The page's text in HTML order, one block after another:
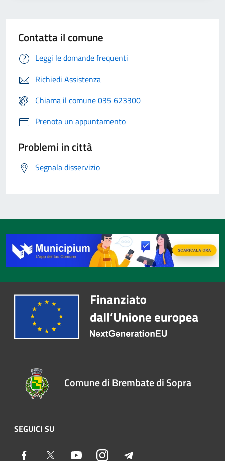
Contatta il comune
Leggi le domande frequenti
Richiedi Assistenza
Chiama il comune 035 623300
Prenota un appuntamento
Problemi in città
Segnala disservizio
Comune di Brembate di Sopra
SEGUICI SU
Facebook Twitter YoutubeInstagram